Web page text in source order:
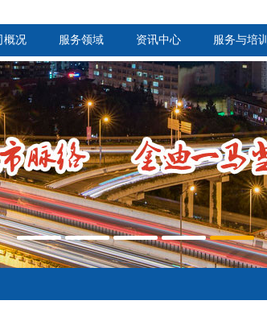
概况 服务领域 资讯中心 服务与培训